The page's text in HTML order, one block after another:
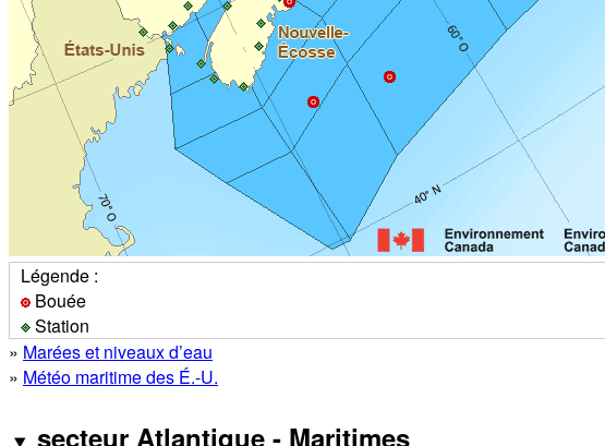
Légende :
Bouée
Station
» Marées et niveaux d’eau
» Météo maritime des É.-U.
secteur Atlantique - Maritimes